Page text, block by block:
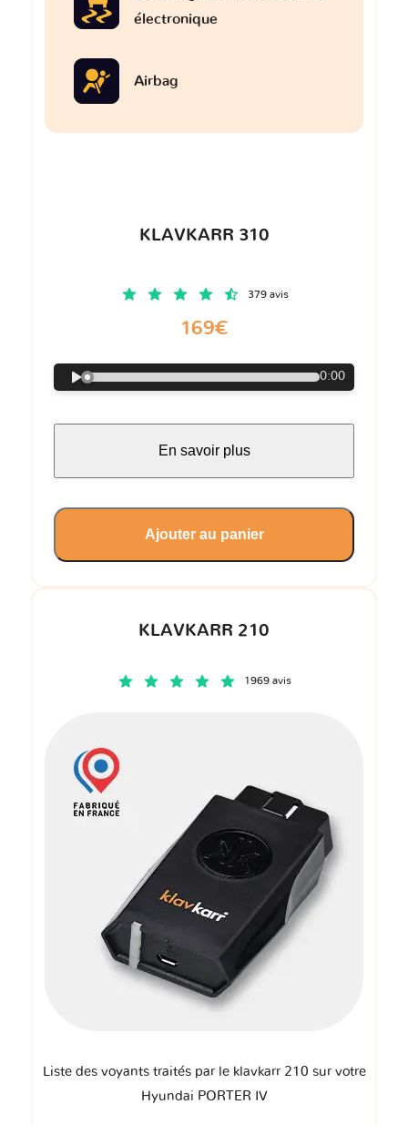
KLAVKARR 210
1969 avis
Liste des voyants traités par le klavkarr 210 sur votre
Hyundai PORTER IV
électronique
Airbag
KLAVKARR 310
379 avis
169€
0:00
En savoir plus
Ajouter au panier